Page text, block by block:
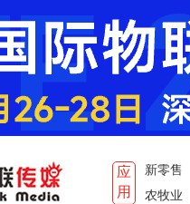
应
用
新零售
农牧业